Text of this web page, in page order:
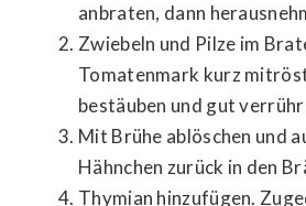
anbraten, dann
Zwiebeln und Pilze im
Tomatenmark kurz
bestäuben und gut
Mit Brühe ablöschen und
Hähnchen zurück in den
Thymian hinzufügen.